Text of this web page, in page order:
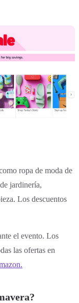
ropa de moda de
jardinería,
Los descuentos
el evento. Los
las ofertas en